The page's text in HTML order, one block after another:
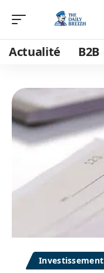
Actualité B2B
Investissement